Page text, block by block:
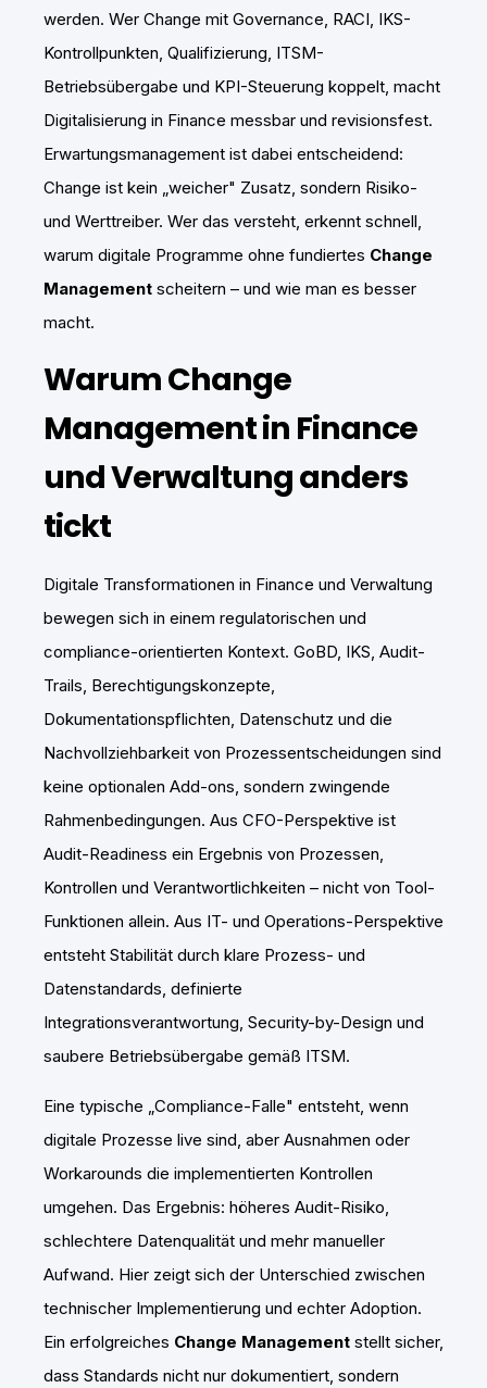
werden. Wer Change mit Governance, RACI, IKS-
Kontrollpunkten, Qualifizierung, ITSM-
Betriebsübergabe und KPI-Steuerung koppelt, macht
Digitalisierung in Finance messbar und revisionsfest.
Erwartungsmanagement ist dabei entscheidend:
Change ist kein „weicher" Zusatz, sondern Risiko-
und Werttreiber. Wer das versteht, erkennt schnell,
warum digitale Programme ohne fundiertes Change
Management scheitern – und wie man es besser
macht.
Warum Change
Management in Finance
und Verwaltung anders
tickt
Digitale Transformationen in Finance und Verwaltung
bewegen sich in einem regulatorischen und
compliance-orientierten Kontext. GoBD, IKS, Audit-
Trails, Berechtigungskonzepte,
Dokumentationspflichten, Datenschutz und die
Nachvollziehbarkeit von Prozessentscheidungen sind
keine optionalen Add-ons, sondern zwingende
Rahmenbedingungen. Aus CFO-Perspektive ist
Audit-Readiness ein Ergebnis von Prozessen,
Kontrollen und Verantwortlichkeiten – nicht von Tool-
Funktionen allein. Aus IT- und Operations-Perspektive
entsteht Stabilität durch klare Prozess- und
Datenstandards, definierte
Integrationsverantwortung, Security-by-Design und
saubere Betriebsübergabe gemäß ITSM.
Eine typische „Compliance-Falle" entsteht, wenn
digitale Prozesse live sind, aber Ausnahmen oder
Workarounds die implementierten Kontrollen
umgehen. Das Ergebnis: höheres Audit-Risiko,
schlechtere Datenqualität und mehr manueller
Aufwand. Hier zeigt sich der Unterschied zwischen
technischer Implementierung und echter Adoption.
Ein erfolgreiches Change Management stellt sicher,
dass Standards nicht nur dokumentiert, sondern